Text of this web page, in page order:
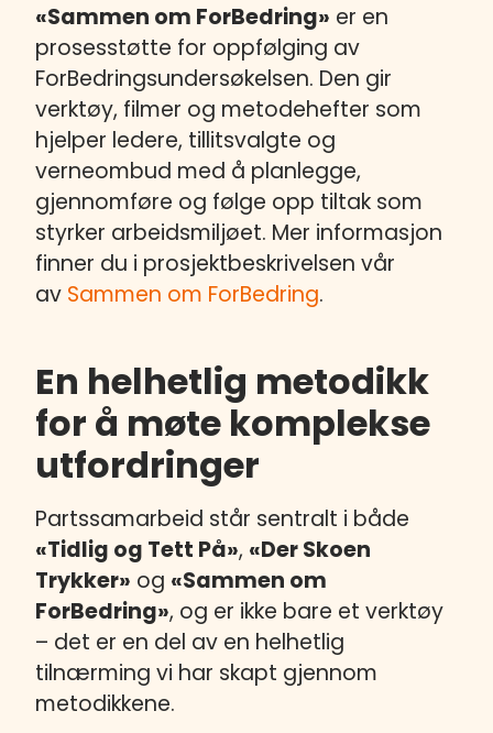
«Sammen om ForBedring» er en
prosesstøtte for oppfølging av
ForBedringsundersøkelsen. Den gir
verktøy, filmer og metodehefter som
hjelper ledere, tillitsvalgte og
verneombud med å planlegge,
gjennomføre og følge opp tiltak som
styrker arbeidsmiljøet. Mer informasjon
finner du i prosjektbeskrivelsen vår
av Sammen om ForBedring.
En helhetlig metodikk
for å møte komplekse
utfordringer
Partssamarbeid står sentralt i både
«Tidlig og Tett På», «Der Skoen
Trykker» og «Sammen om
ForBedring», og er ikke bare et verktøy
– det er en del av en helhetlig
tilnærming vi har skapt gjennom
metodikkene.